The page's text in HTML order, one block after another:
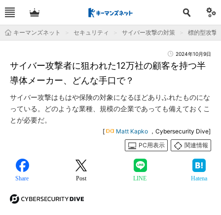
キーマンズネット セキュリティ サイバー攻撃の対策 標的型攻撃
2024年10月9日
サイバー攻撃者に狙われた12万社の顧客を持つ半
導体メーカー、どんな手口で？
サイバー攻撃はもはや保険の対象になるほどありふれたものにな
っている。どのような業種、規模の企業であっても備えておくこ
とが必要だ。
[ Matt Kapko ，Cybersecurity Dive]
PC用表示
関連情報
Share Post LINE Hatena